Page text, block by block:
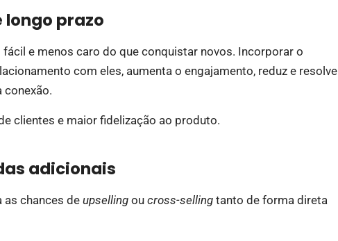
longo prazo
e menos caro do que conquistar novos. Incorporar o
com eles, aumenta o engajamento, reduz e resolve
conexão.
clientes e maior fidelização ao produto.
adicionais
as chances de upsellingou cross-sellingtanto de forma direta